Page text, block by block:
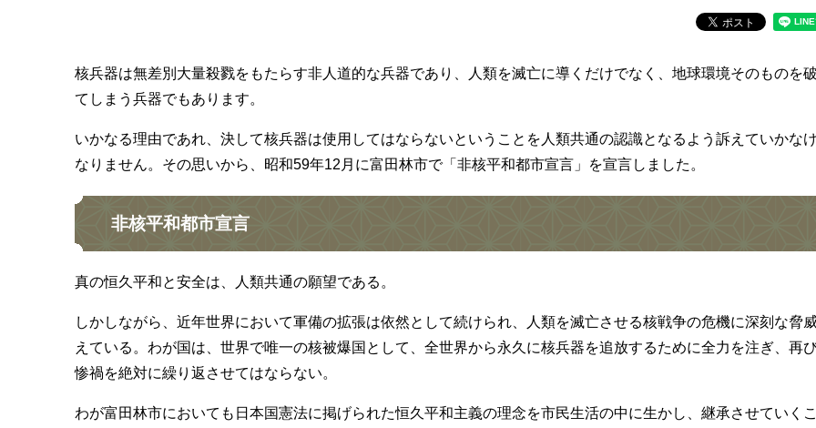
核兵器は無差別大量殺戮をもたらす非人道的な兵器であり、人類を滅亡に導くだけでなく、地球環境そのものを
てしまう兵器でもあります。
いかなる理由であれ、決して核兵器は使用してはならないということを人類共通の認識となるよう訴えていかな
なりません。その思いから、昭和59年12月に富田林市で「非核平和都市宣言」を宣言しました。
非核平和都市宣言
真の恒久平和と安全は、人類共通の願望である。
しかしながら、近年世界において軍備の拡張は依然として続けられ、人類を滅亡させる核戦争の危機に深刻な脅
えている。わが国は、世界で唯一の核被爆国として、全世界から永久に核兵器を追放するために全力を注ぎ、再
惨禍を絶対に繰り返させてはならない。
わが富田林市においても日本国憲法に掲げられた恒久平和主義の理念を市民生活の中に生かし、継承させていく